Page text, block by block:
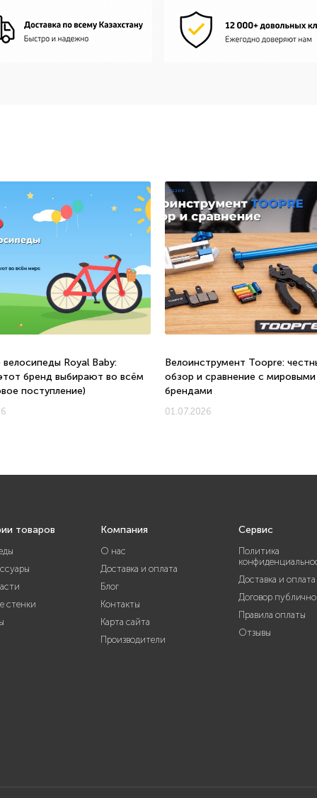
Royal Baby:
бренд выбирают во всём
поступление)
Велоинструмент Toopre:
обзор и сравнение с мировыми
брендами
01.07.2026
товаров
стенки
Компания
О нас
Доставка и оплата
Блог
Контакты
Карта сайта
Производители
Сервис
Политика
Доставка и оплата
Договор
Правила оплаты
Отзывы